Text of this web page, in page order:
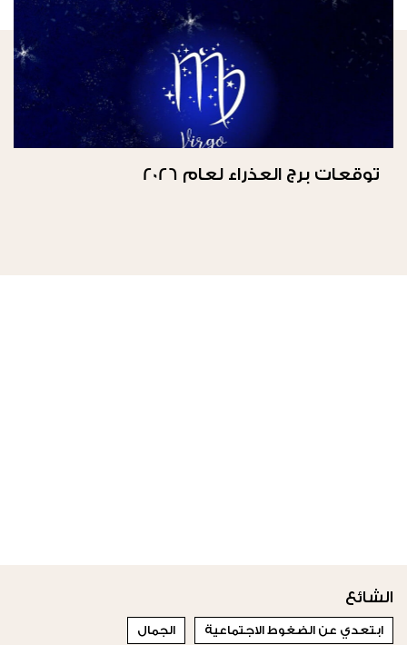
توقعات برج العذراء لعام 2026
الشائع
ابتعدي عن الضغوط الاجتماعية الجمال